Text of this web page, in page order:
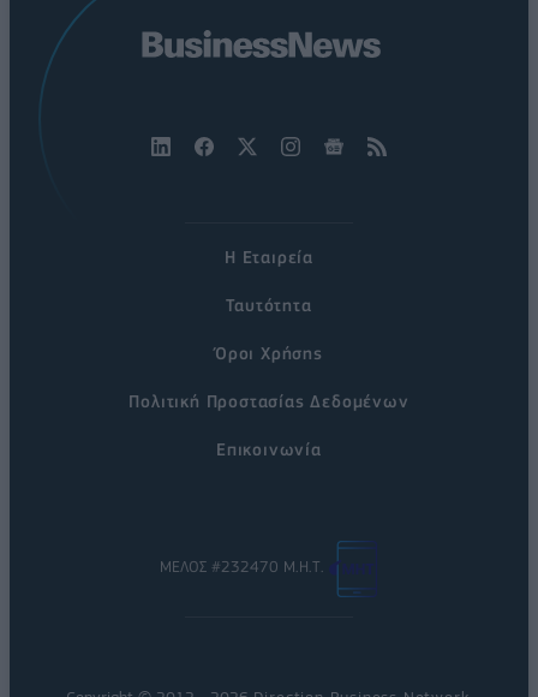
Η Εταιρεία
Ταυτότητα
Όροι Χρήσης
Πολιτική Προστασίας Δεδομένων
Επικοινωνία
ΜΕΛΟΣ #232470 Μ.Η.Τ.